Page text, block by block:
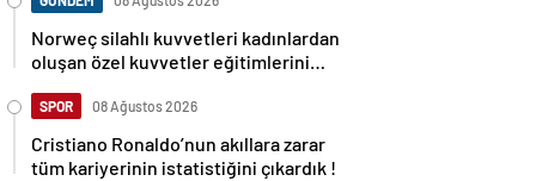
Norweç silahlı kuvvetleri kadınlardan
oluşan özel kuvvetler eğitimlerini
SPOR 08 Ağustos 2026
Cristiano Ronaldo’nun akıllara zarar
tüm kariyerinin istatistiğini çıkardık !